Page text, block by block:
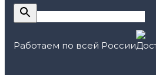
Работаем по всей России